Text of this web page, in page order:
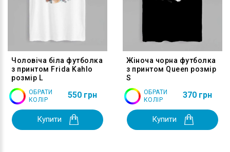
Чоловіча біла футболка
з принтом Frida Kahlo
розмір L
ОБРАТИ
КОЛІР
550 грн
Купити
Жіноча чорна футболка
з принтом Queen розмір
S
ОБРАТИ
КОЛІР
370 грн
Купити